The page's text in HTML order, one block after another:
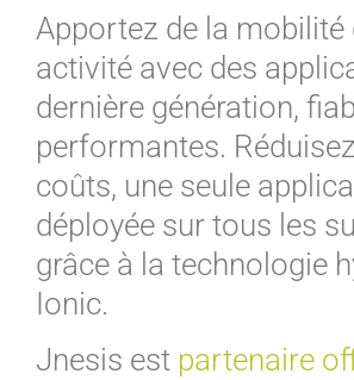
Apportez de la mobilité
activité avec des
dernière génération,
performantes.
coûts, une seule
déployée sur tous les
grâce à la technologie
Ionic.
Jnesis est partenaire